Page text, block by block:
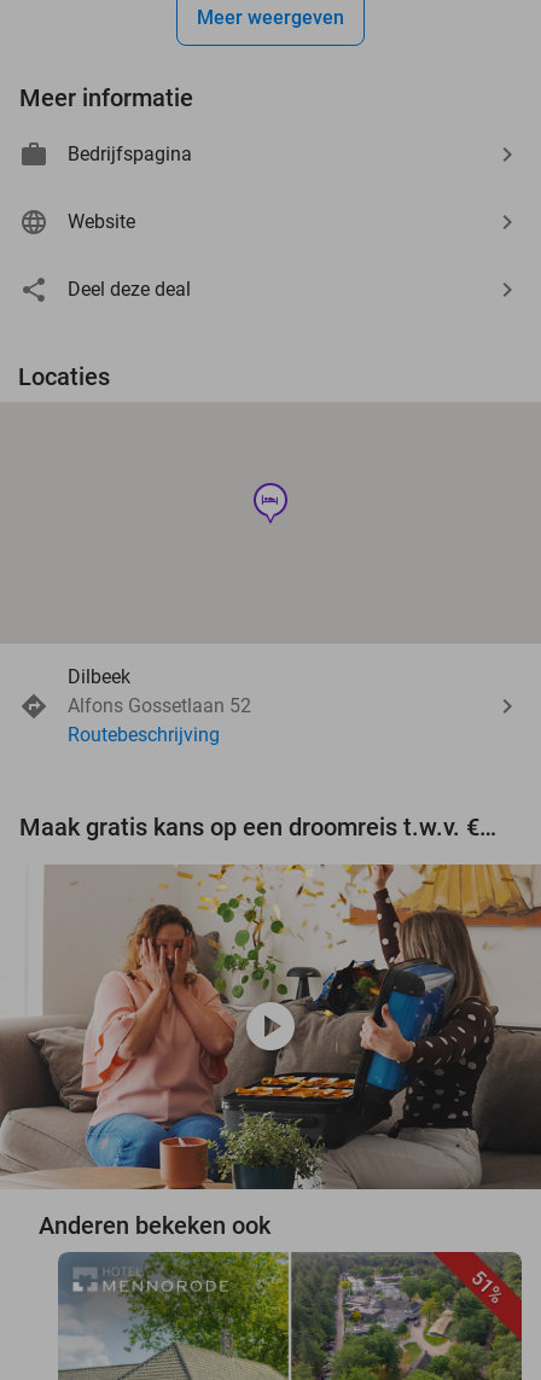
Meer weergeven
Meer informatie
Bedrijfspagina
Website
Deel deze deal
Locaties
hotel
Dilbeek
Alfons Gossetlaan 52
Routebeschrijving
Maak gratis kans op een droomreis t.w.v. €3.000!
play_circle
Anderen bekeken ook
51%